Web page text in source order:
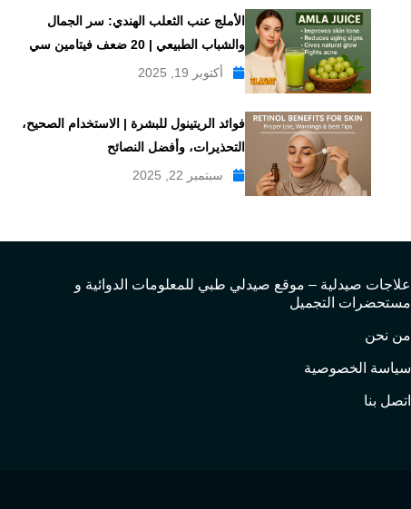
الأملج عنب الثعلب الهندي: سر الجمال
والشباب الطبيعي | 20 ضعف فيتامين سي
أكتوبر 19, 2025
فوائد الريتينول للبشرة | الاستخدام الصحيح،
التحذيرات، وأفضل النصائح
سبتمبر 22, 2025
علاجات صيدلية – موقع صيدلي طبي للمعلومات الدوائية و
مستحضرات التجميل
من نحن
سياسة الخصوصية
اتصل بنا